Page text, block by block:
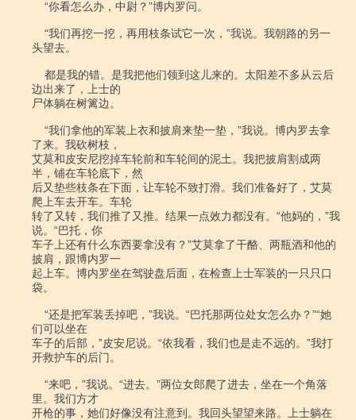
头望去。
边出来了，上士的
尸体躺在树篱边。
了来。我砍树枝，
艾莫和皮安尼挖掉车轮前和车轮间的泥土。我把披肩割成两
半，铺在车轮底下，然
后又垫些枝条在下面，让车轮不致打滑。我们准备好了，艾莫
爬上车去开车。车轮
转了又转，我们推了又推。结果一点效力都没有。“他妈的，”我
说。“巴托，你
车子上还有什么东西要拿没有？”艾莫拿了干酪、两瓶酒和他的
披肩，跟博内罗一
起上车。博内罗坐在驾驶盘后面，在检查上士军装的一只只口
袋。
们可以坐在
车子的后部，”皮安尼说。“依我看，我们也是走不远的。”我打
开救护车的后门。
里。我们方才
开枪的事，她们好像没有注意到。我回头望望来路。上士躺在